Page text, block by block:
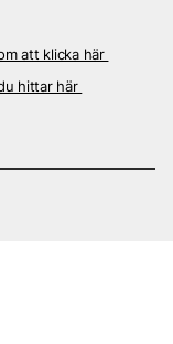
att klicka här
hittar här